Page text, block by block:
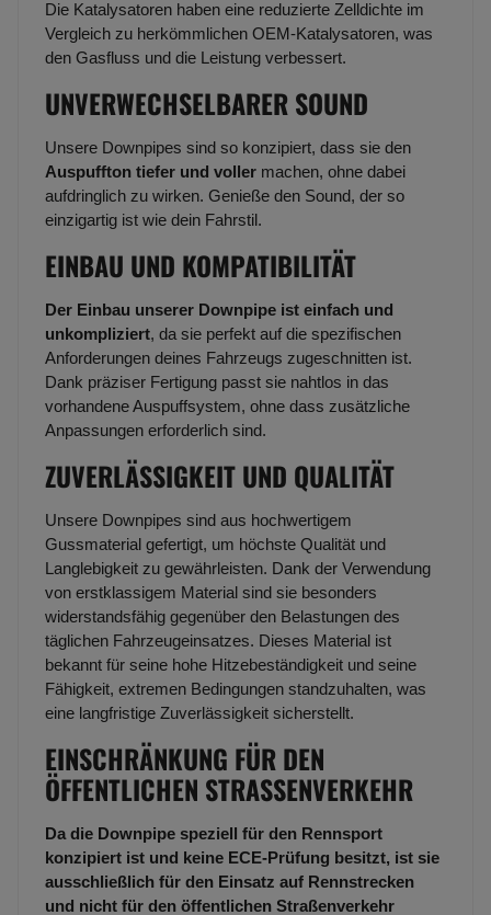
Die Katalysatoren haben eine reduzierte Zelldichte im
Vergleich zu herkömmlichen OEM-Katalysatoren, was
den Gasfluss und die Leistung verbessert.
UNVERWECHSELBARER SOUND
Unsere Downpipes sind so konzipiert, dass sie den
Auspuffton tiefer und voller machen, ohne dabei
aufdringlich zu wirken. Genieße den Sound, der so
einzigartig ist wie dein Fahrstil.
EINBAU UND KOMPATIBILITÄT
Der Einbau unserer Downpipe ist einfach und
unkompliziert, da sie perfekt auf die spezifischen
Anforderungen deines Fahrzeugs zugeschnitten ist.
Dank präziser Fertigung passt sie nahtlos in das
vorhandene Auspuffsystem, ohne dass zusätzliche
Anpassungen erforderlich sind.
ZUVERLÄSSIGKEIT UND QUALITÄT
Unsere Downpipes sind aus hochwertigem
Gussmaterial gefertigt, um höchste Qualität und
Langlebigkeit zu gewährleisten. Dank der Verwendung
von erstklassigem Material sind sie besonders
widerstandsfähig gegenüber den Belastungen des
täglichen Fahrzeugeinsatzes. Dieses Material ist
bekannt für seine hohe Hitzebeständigkeit und seine
Fähigkeit, extremen Bedingungen standzuhalten, was
eine langfristige Zuverlässigkeit sicherstellt.
EINSCHRÄNKUNG FÜR DEN
ÖFFENTLICHEN STRASSENVERKEHR
Da die Downpipe speziell für den Rennsport
konzipiert ist und keine ECE-Prüfung besitzt, ist sie
ausschließlich für den Einsatz auf Rennstrecken
und nicht für den öffentlichen Straßenverkehr